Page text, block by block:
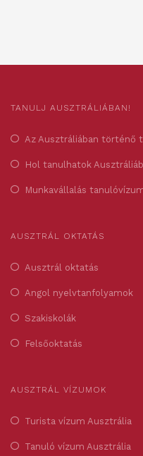
TANULJ AUSZTRÁLIÁBAN!
Az Ausztráliában történő
Hol tanulhatok
Munkavállalás
AUSZTRÁL OKTATÁS
Ausztrál oktatás
Angol nyelvtanfolyamok
Szakiskolák
Felsőoktatás
AUSZTRÁL VÍZUMOK
Turista vízum Ausztrália
Tanuló vízum Ausztrália